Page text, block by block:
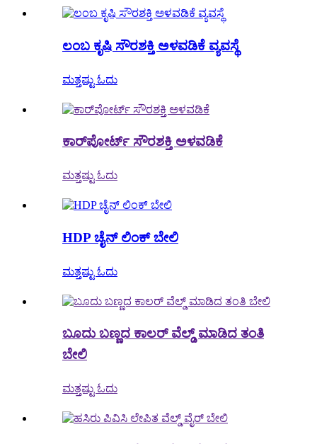
ಲಂಬ ಕೃಷಿ ಸೌರಶಕ್ತಿ ಅಳವಡಿಕೆ ವ್ಯವಸ್ಥೆ
ಮತ್ತಷ್ಟು ಓದು
ಕಾರ್‌ಪೋರ್ಟ್ ಸೌರಶಕ್ತಿ ಅಳವಡಿಕೆ
ಮತ್ತಷ್ಟು ಓದು
HDP ಚೈನ್ ಲಿಂಕ್ ಬೇಲಿ
ಮತ್ತಷ್ಟು ಓದು
ಬೂದು ಬಣ್ಣದ ಕಾಲರ್ ವೆಲ್ಡ್ ಮಾಡಿದ ತಂತಿ
ಬೇಲಿ
ಮತ್ತಷ್ಟು ಓದು